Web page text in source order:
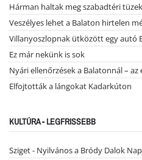
Hárman haltak meg szabadtéri
Veszélyes lehet a Balaton hirtelen
Villanyoszlopnak ütközött egy autó
Ez már nekünk is sok
Nyári ellenőrzések a Balatonnál – az
Elfojtották a lángokat Kadarkúton
KULTÚRA - LEGFRISSEBB
Sziget - Nyilvános a Bródy Dalok